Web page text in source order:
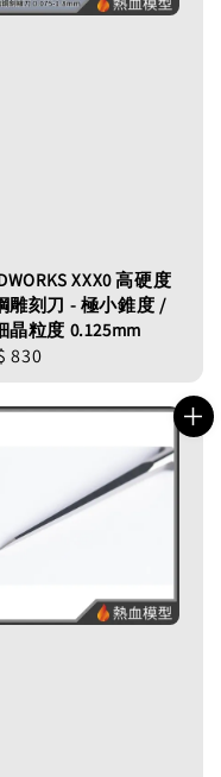
XXX0 高硬度
雕刻刀 - 極小錐度 /
晶粒度 0.125mm
830